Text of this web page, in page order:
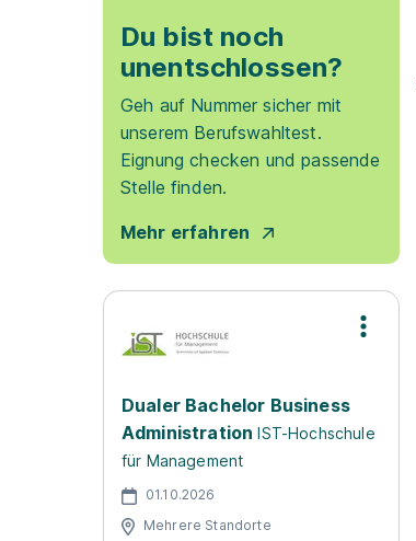
Du bist noch
unentschlossen?
Geh auf Nummer sicher mit
unserem Berufswahltest.
Eignung checken und passende
Stelle finden.
Mehr erfahren
Dualer Bachelor Business
Administration IST-Hochschule
für Management
01.10.2026
Mehrere Standorte